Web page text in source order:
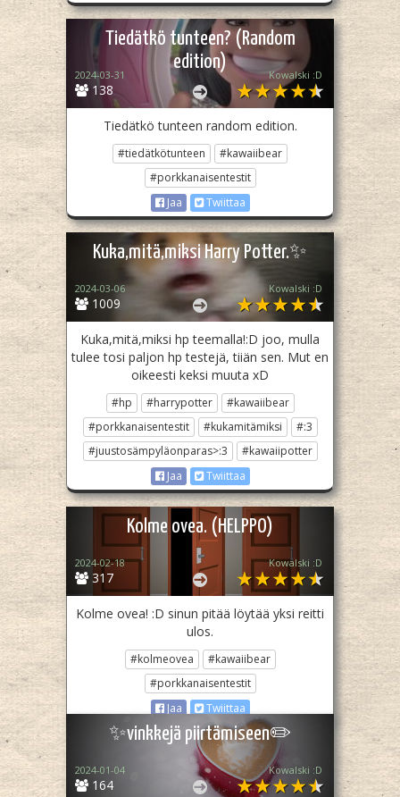
Tiedätkö tunteen? (Random
edition)
138
2024-03-31 Kowalski :D
Tiedätkö tunteen random edition.
#tiedätkötunteen
#kawaiibear
#porkkanaisentestit
Jaa
Twiittaa
Kuka,mitä,miksi Harry Potter.✨
1009
2024-03-06 Kowalski :D
Kuka,mitä,miksi hp teemalla!:D joo, mulla
tulee tosi paljon hp testejä, tiiän sen. Mut en
oikeesti keksi muuta xD
#hp #harrypotter
#kawaiibear
#porkkanaisentestit
#kukamitämiksi
#:3
#juustosämpyläonparas>:3
#kawaiipotter
Jaa
Twiittaa
Kolme ovea. (HELPPO)
317
2024-02-18 Kowalski :D
Kolme ovea! :D sinun pitää löytää yksi reitti
ulos.
#kolmeovea
#kawaiibear
#porkkanaisentestit
Jaa
Twiittaa
✨️vinkkejä piirtämiseen✏️
164
2024-01-04 Kowalski :D